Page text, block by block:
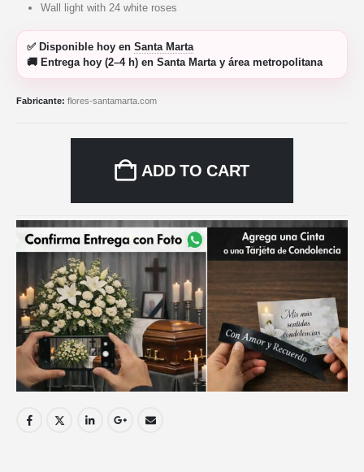
Wall light with 24 white roses
✅ Disponible hoy en Santa Marta
🚚 Entrega hoy (2–4 h) en Santa Marta y área metropolitana
Fabricante: flores-santamarta.com
ADD TO CART